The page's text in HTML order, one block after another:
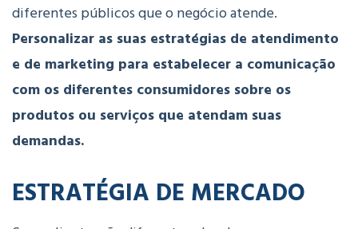
diferentes públicos que o negócio atende.
Personalizar as suas estratégias de atendimento
e de marketing para estabelecer a comunicação
com os diferentes consumidores sobre os
produtos ou serviços que atendam suas
demandas.
ESTRATÉGIA DE MERCADO